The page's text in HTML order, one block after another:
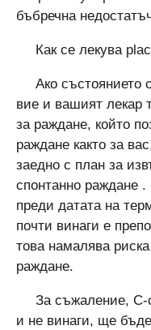
бъбречна
Как се лекува
Ако състоянието
вие и вашият лекар
за раждане, който
раждане както за
заедно с план за
спонтанно раждане
преди датата на
почти винаги е
това намалява
раждане.
За съжаление, C-
и не винаги, ще